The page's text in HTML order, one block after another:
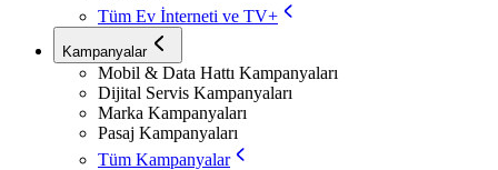
Tüm Ev İnterneti ve TV+
Kampanyalar
Mobil & Data Hattı Kampanyaları
Dijital Servis Kampanyaları
Marka Kampanyaları
Pasaj Kampanyaları
Tüm Kampanyalar